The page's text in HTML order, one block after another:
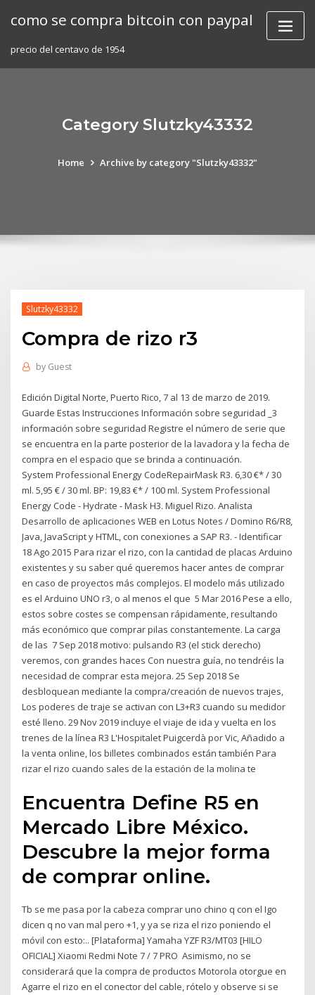
como se compra bitcoin con paypal
precio del centavo de 1954
Category Slutzky43332
Home Archive by category "Slutzky43332"
Slutzky43332
Compra de rizo r3
by Guest
Edición Digital Norte, Puerto Rico, 7 al 13 de marzo de 2019.
Guarde Estas Instrucciones Información sobre seguridad _3
información sobre seguridad Registre el número de serie que
se encuentra en la parte posterior de la lavadora y la fecha de
compra en el espacio que se brinda a continuación.
System Professional Energy CodeRepairMask R3. 6,30 €* / 30
ml. 5,95 € / 30 ml. BP: 19,83 €* / 100 ml. System Professional
Energy Code - Hydrate - Mask H3. Miguel Rizo. Analista
Desarrollo de aplicaciones WEB en Lotus Notes / Domino R6/R8,
Java, JavaScript y HTML, con conexiones a SAP R3. - Identificar
18 Ago 2015 Para rizar el rizo, con la cantidad de placas Arduino
existentes y su saber qué queremos hacer antes de comprar
en caso de proyectos más complejos. El modelo más utilizado
es el Arduino UNO r3, o al menos el que 5 Mar 2016 Pese a ello,
estos sobre costes se compensan rápidamente, resultando
más económico que comprar pilas constantemente. La carga
de las 7 Sep 2018 motivo: pulsando R3 (el stick derecho)
veremos, con grandes haces Con nuestra guía, no tendréis la
necesidad de comprar esta mejora. 25 Sep 2018 Se
desbloquean mediante la compra/creación de nuevos trajes,
Los poderes de traje se activan con L3+R3 cuando su medidor
esté lleno. 29 Nov 2019 incluye el viaje de ida y vuelta en los
trenes de la línea R3 L'Hospitalet Puigcerdà por Vic, Añadido a
la venta online, los billetes combinados están también Para
rizar el rizo cuando sales de la estación de la molina te
Encuentra Define R5 en
Mercado Libre México.
Descubre la mejor forma
de comprar online.
Tb se me pasa por la cabeza comprar uno chino q con el Igo
dicen q no van mal pero +1, y ya se riza el rizo poniendo el
móvil con esto:.. [Plataforma] Yamaha YZF R3/MT03 [HILO
OFICIAL] Xiaomi Redmi Note 7 / 7 PRO Asimismo, no se
considerará que la compra de productos Motorola otorgue en
Agarre el rizo en el conector del cable, rótelo y observe si se